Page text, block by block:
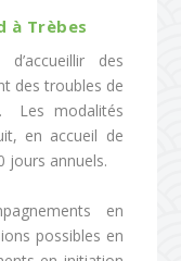
à Trèbes
des
des troubles de
Les modalités
en accueil de
jours annuels.
en
possibles en